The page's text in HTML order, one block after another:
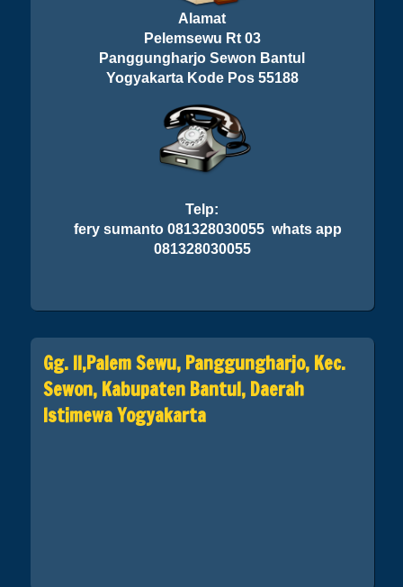
Alamat
Pelemsewu Rt 03
Panggungharjo Sewon Bantul
Yogyakarta Kode Pos 55188
Telp:
fery sumanto 081328030055 whats app
081328030055
Gg. II,Palem Sewu, Panggungharjo, Kec.
Sewon, Kabupaten Bantul, Daerah
Istimewa Yogyakarta